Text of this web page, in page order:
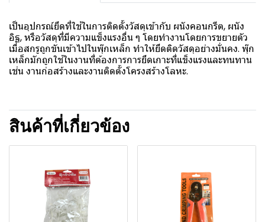
เป็นอุปกรณ์ยึดที่ใช้ในการติดตั้งวัสดุเข้ากับ ผนังคอนกรีต, ผนัง
อิฐ, หรือวัสดุที่มีความแข็งแรงอื่น ๆ โดยทำงานโดยการขยายตัว
เมื่อสกรูถูกขันเข้าไปในพุ๊กเหล็ก ทำให้ยึดติดวัสดุอย่างมั่นคง. พุ๊ก
เหล็กมักถูกใช้ในงานที่ต้องการการยึดเกาะที่แข็งแรงและทนทาน
เช่น งานก่อสร้างและงานติดตั้งโครงสร้างโลหะ.
สินค้าที่เกี่ยวข้อง